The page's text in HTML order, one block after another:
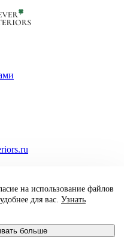
на использование файлов
для вас. Узнать
больше
защищены.